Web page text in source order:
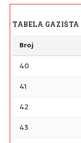
TABELA GAZIŠTA
Broj
40
41
42
43